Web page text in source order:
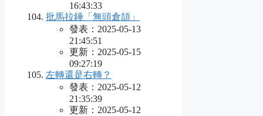
16:43:33
批馬拉錘「無頭倉頡」
發表：2025-05-13
21:45:51
更新：2025-05-15
09:27:19
左轉還是右轉？
發表：2025-05-12
21:35:39
更新：2025-05-12